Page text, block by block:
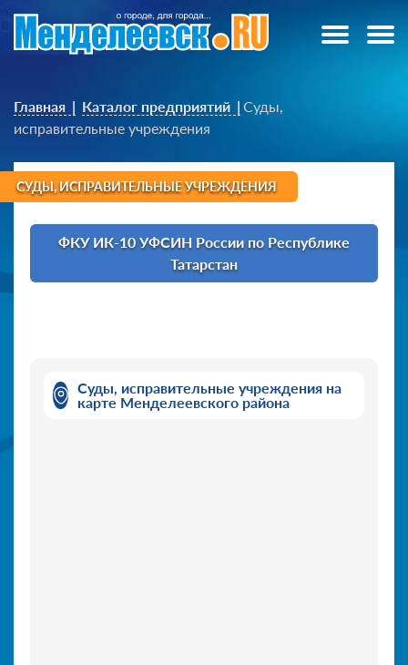
Главная Каталог предприятий
Суды,
исправительные учреждения
СУДЫ, ИСПРАВИТЕЛЬНЫЕ УЧРЕЖДЕНИЯ
ФКУ ИК-10 УФСИН России по Республике
Татарстан
Суды, исправительные учреждения на
карте Менделеевского района